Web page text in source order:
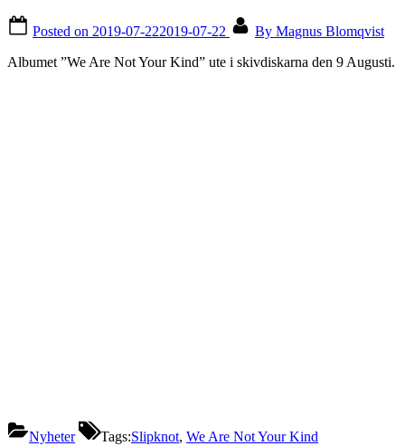
Posted on 2019-07-222019-07-22 By Magnus Blomqvist
Albumet ”We Are Not Your Kind” ute i skivdiskarna den 9 Augusti.
Nyheter Tags:Slipknot, We Are Not Your Kind